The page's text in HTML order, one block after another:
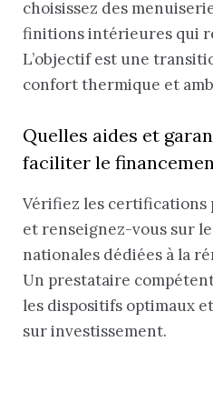
choisissez des
finitions intérieures qui
L’objectif est une
confort thermique et
Quelles aides et
faciliter le
Vérifiez les certifications
et renseignez-vous sur
nationales dédiées à la
Un prestataire
les dispositifs optimaux
sur investissement.